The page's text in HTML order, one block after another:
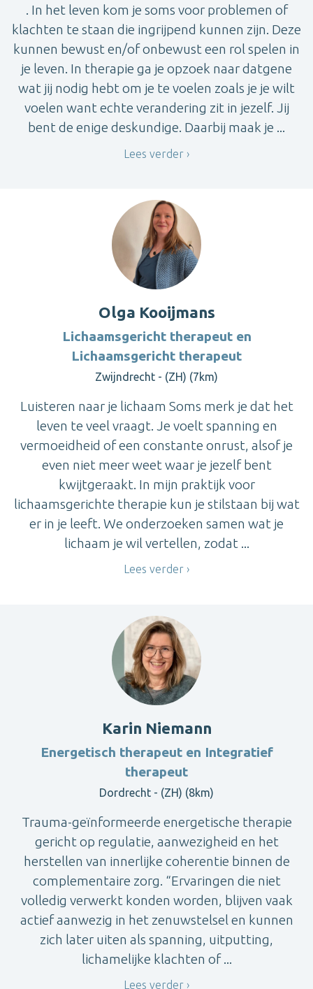
. In het leven kom je soms voor problemen of
klachten te staan die ingrijpend kunnen zijn. Deze
kunnen bewust en/of onbewust een rol spelen in
je leven. In therapie ga je opzoek naar datgene
wat jij nodig hebt om je te voelen zoals je je wilt
voelen want echte verandering zit in jezelf. Jij
bent de enige deskundige. Daarbij maak je ...
Lees verder
Olga Kooijmans
Lichaamsgericht therapeut en
Lichaamsgericht therapeut
Zwijndrecht - (ZH) (7km)
Luisteren naar je lichaam Soms merk je dat het
leven te veel vraagt. Je voelt spanning en
vermoeidheid of een constante onrust, alsof je
even niet meer weet waar je jezelf bent
kwijtgeraakt. In mijn praktijk voor
lichaamsgerichte therapie kun je stilstaan bij wat
er in je leeft. We onderzoeken samen wat je
lichaam je wil vertellen, zodat ...
Lees verder
Karin Niemann
Energetisch therapeut en Integratief
therapeut
Dordrecht - (ZH) (8km)
Trauma-geïnformeerde energetische therapie
gericht op regulatie, aanwezigheid en het
herstellen van innerlijke coherentie binnen de
complementaire zorg. “Ervaringen die niet
volledig verwerkt konden worden, blijven vaak
actief aanwezig in het zenuwstelsel en kunnen
zich later uiten als spanning, uitputting,
lichamelijke klachten of ...
Lees verder